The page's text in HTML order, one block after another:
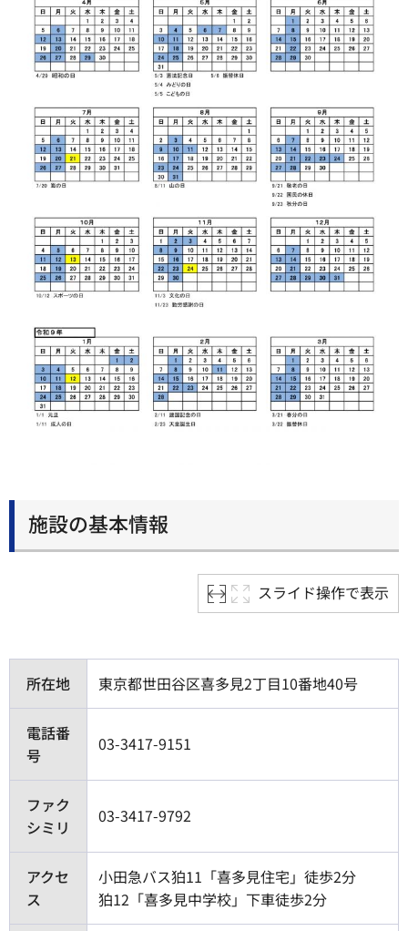
施設の基本情報
スライド操作で表示
所在地 東京都世田谷区喜多見2丁目10番地40号
電話番
号
03-3417-9151
ファク
シミリ
03-3417-9792
アクセ
ス
小田急バス狛11「喜多見住宅」徒歩2分
狛12「喜多見中学校」下車徒歩2分